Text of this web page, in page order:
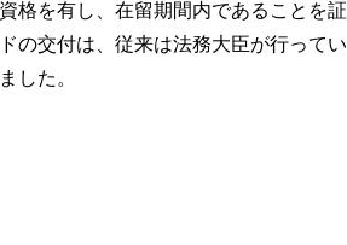
格を有し、在留期間内であることを証
の交付は、従来は法務大臣が行ってい
した。